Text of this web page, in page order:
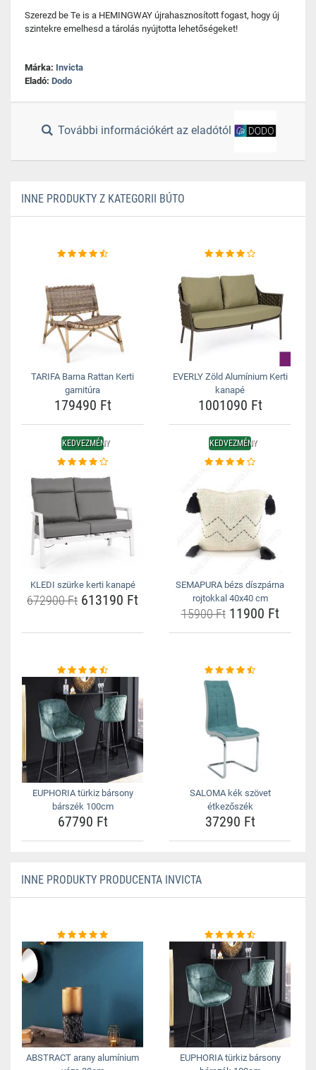
Szerezd be Te is a HEMINGWAY újrahasznosított fogast, hogy új
szintekre emelhesd a tárolás nyújtotta lehetőségeket!
Márka: Invicta
Eladó: Dodo
További információkért az eladótól
INNE PRODUKTY Z KATEGORII BÚTO
TARIFA Barna Rattan Kerti
garnitúra
179490 Ft
EVERLY Zöld Alumínium Kerti
kanapé
1001090 Ft
KEDVEZMÉNY
KLEDI szürke kerti kanapé
672900 Ft 613190 Ft
KEDVEZMÉNY
SEMAPURA bézs díszpárna
rojtokkal 40x40 cm
15900 Ft11900 Ft
EUPHORIA türkiz bársony
bárszék 100cm
67790 Ft
SALOMA kék szövet
étkezőszék
37290 Ft
INNE PRODUKTY PRODUCENTA INVICTA
ABSTRACT arany alumínium
EUPHORIA türkiz bársony